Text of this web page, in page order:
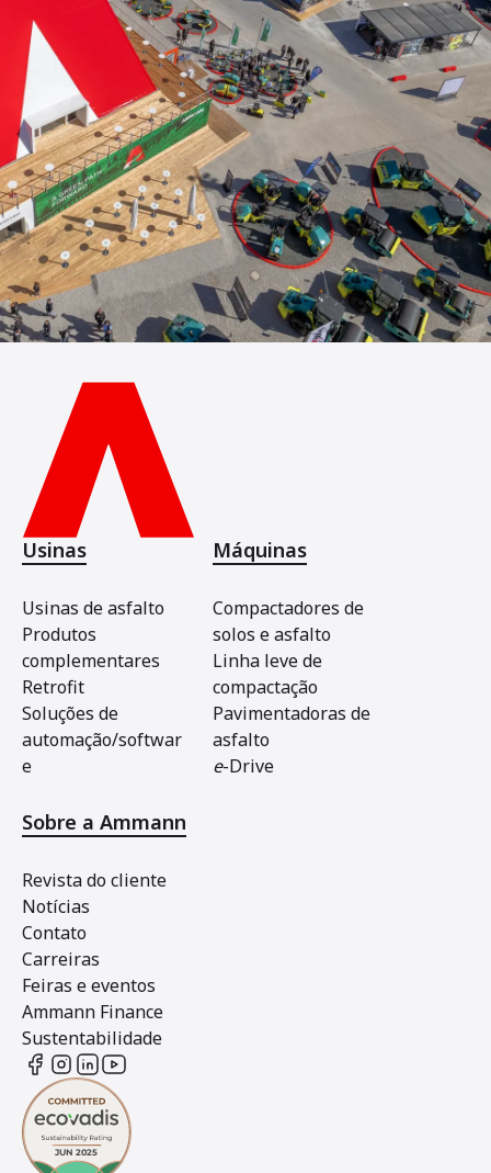
Usinas
Usinas de asfalto
Produtos
complementares
Retrofit
Soluções de
automação/softwar
e
Máquinas
Compactadores de
solos e asfalto
Linha leve de
compactação
Pavimentadoras de
asfalto
e-Drive
Sobre a Ammann
Revista do cliente
Notícias
Contato
Carreiras
Feiras e eventos
Ammann Finance
Sustentabilidade